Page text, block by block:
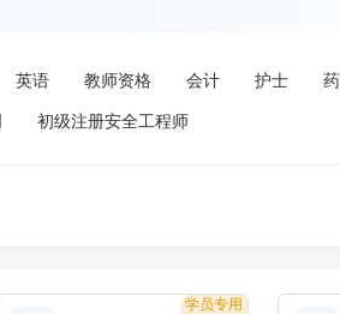
英语 教师资格 会计 护士
初级注册安全工程师
学员专用